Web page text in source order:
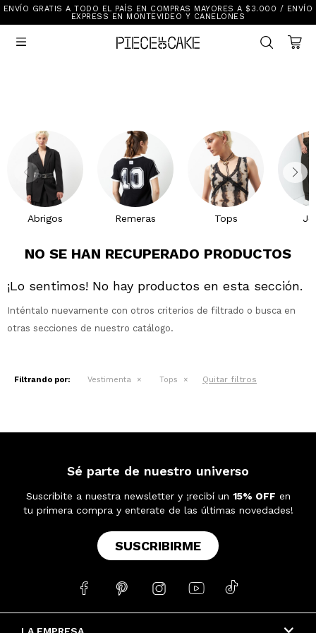
ENVÍO GRATIS A TODO EL PAÍS EN COMPRAS MAYORES A $3.000 / ENVÍO
EXPRESS EN MONTEVIDEO Y CANELONES

Abrigos Remeras Tops
NO SE HAN RECUPERADO PRODUCTOS
¡Lo sentimos! No hay productos en esta sección.
Inténtalo nuevamente con otros criterios de filtrado o busca en
otras secciones de nuestro catálogo.
Filtrando por: Vestimenta Tops Quitar filtros
Sé parte de nuestro universo
Suscribite a nuestra newsletter y ¡recibí un 15% OFF en
tu primera compra y enterate de las últimas novedades!
SUSCRIBIRME
    
Sale
New In
Mi cuenta
Ayuda
Ver Todo
Vestimenta